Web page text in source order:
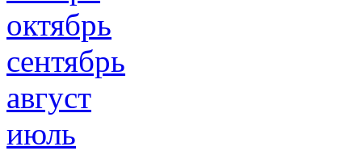
октябрь
сентябрь
август
июль